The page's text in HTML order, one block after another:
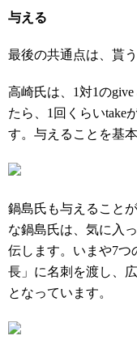
与える
最後の共通点は、貰う
高崎氏は、1対1の
たら、1回くらいtake
す。与えることを基本
鍋島氏も与えること
な鍋島氏は、気に入
伝します。いまや7つ
長」に名刺を渡し、
となっています。